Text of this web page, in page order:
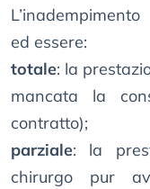
ed essere:
totale: la
mancata la
contratto);
parziale: la
chirurgo pur